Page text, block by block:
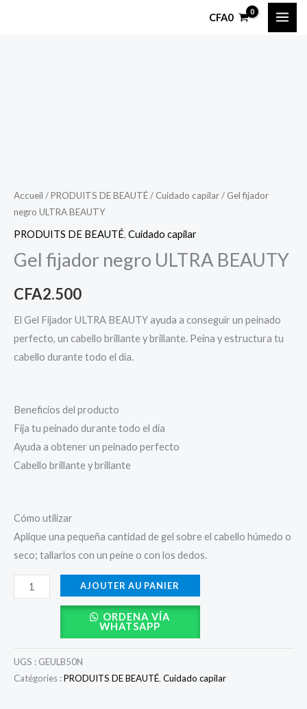
CFA0
Accueil /PRODUITS DE BEAUTÉ/ Cuidado capilar/ Gel fijador
negro ULTRA BEAUTY
PRODUITS DE BEAUTÉ, Cuidado capilar
Gel fijador negro ULTRA BEAUTY
CFA2.500
El Gel Fijador ULTRA BEAUTY ayuda a conseguir un peinado
perfecto, un cabello brillante y brillante. Peina y estructura tu
cabello durante todo el día.
Beneficios del producto
Fija tu peinado durante todo el día
Ayuda a obtener un peinado perfecto
Cabello brillante y brillante
Cómo utilizar
Aplique una pequeña cantidad de gel sobre el cabello húmedo o
seco; tallarlos con un peine o con los dedos.
BEAUTY
AJOUTER AU PANIER
ORDENA VÍA
WHATSAPP
UGS : GEULB50N
Catégories :PRODUITS DE BEAUTÉ, Cuidado capilar